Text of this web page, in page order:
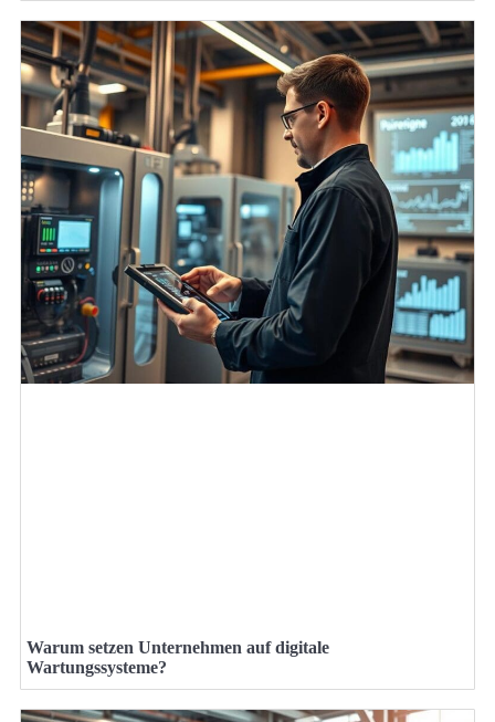
Warum setzen Unternehmen auf digitale
Wartungssysteme?